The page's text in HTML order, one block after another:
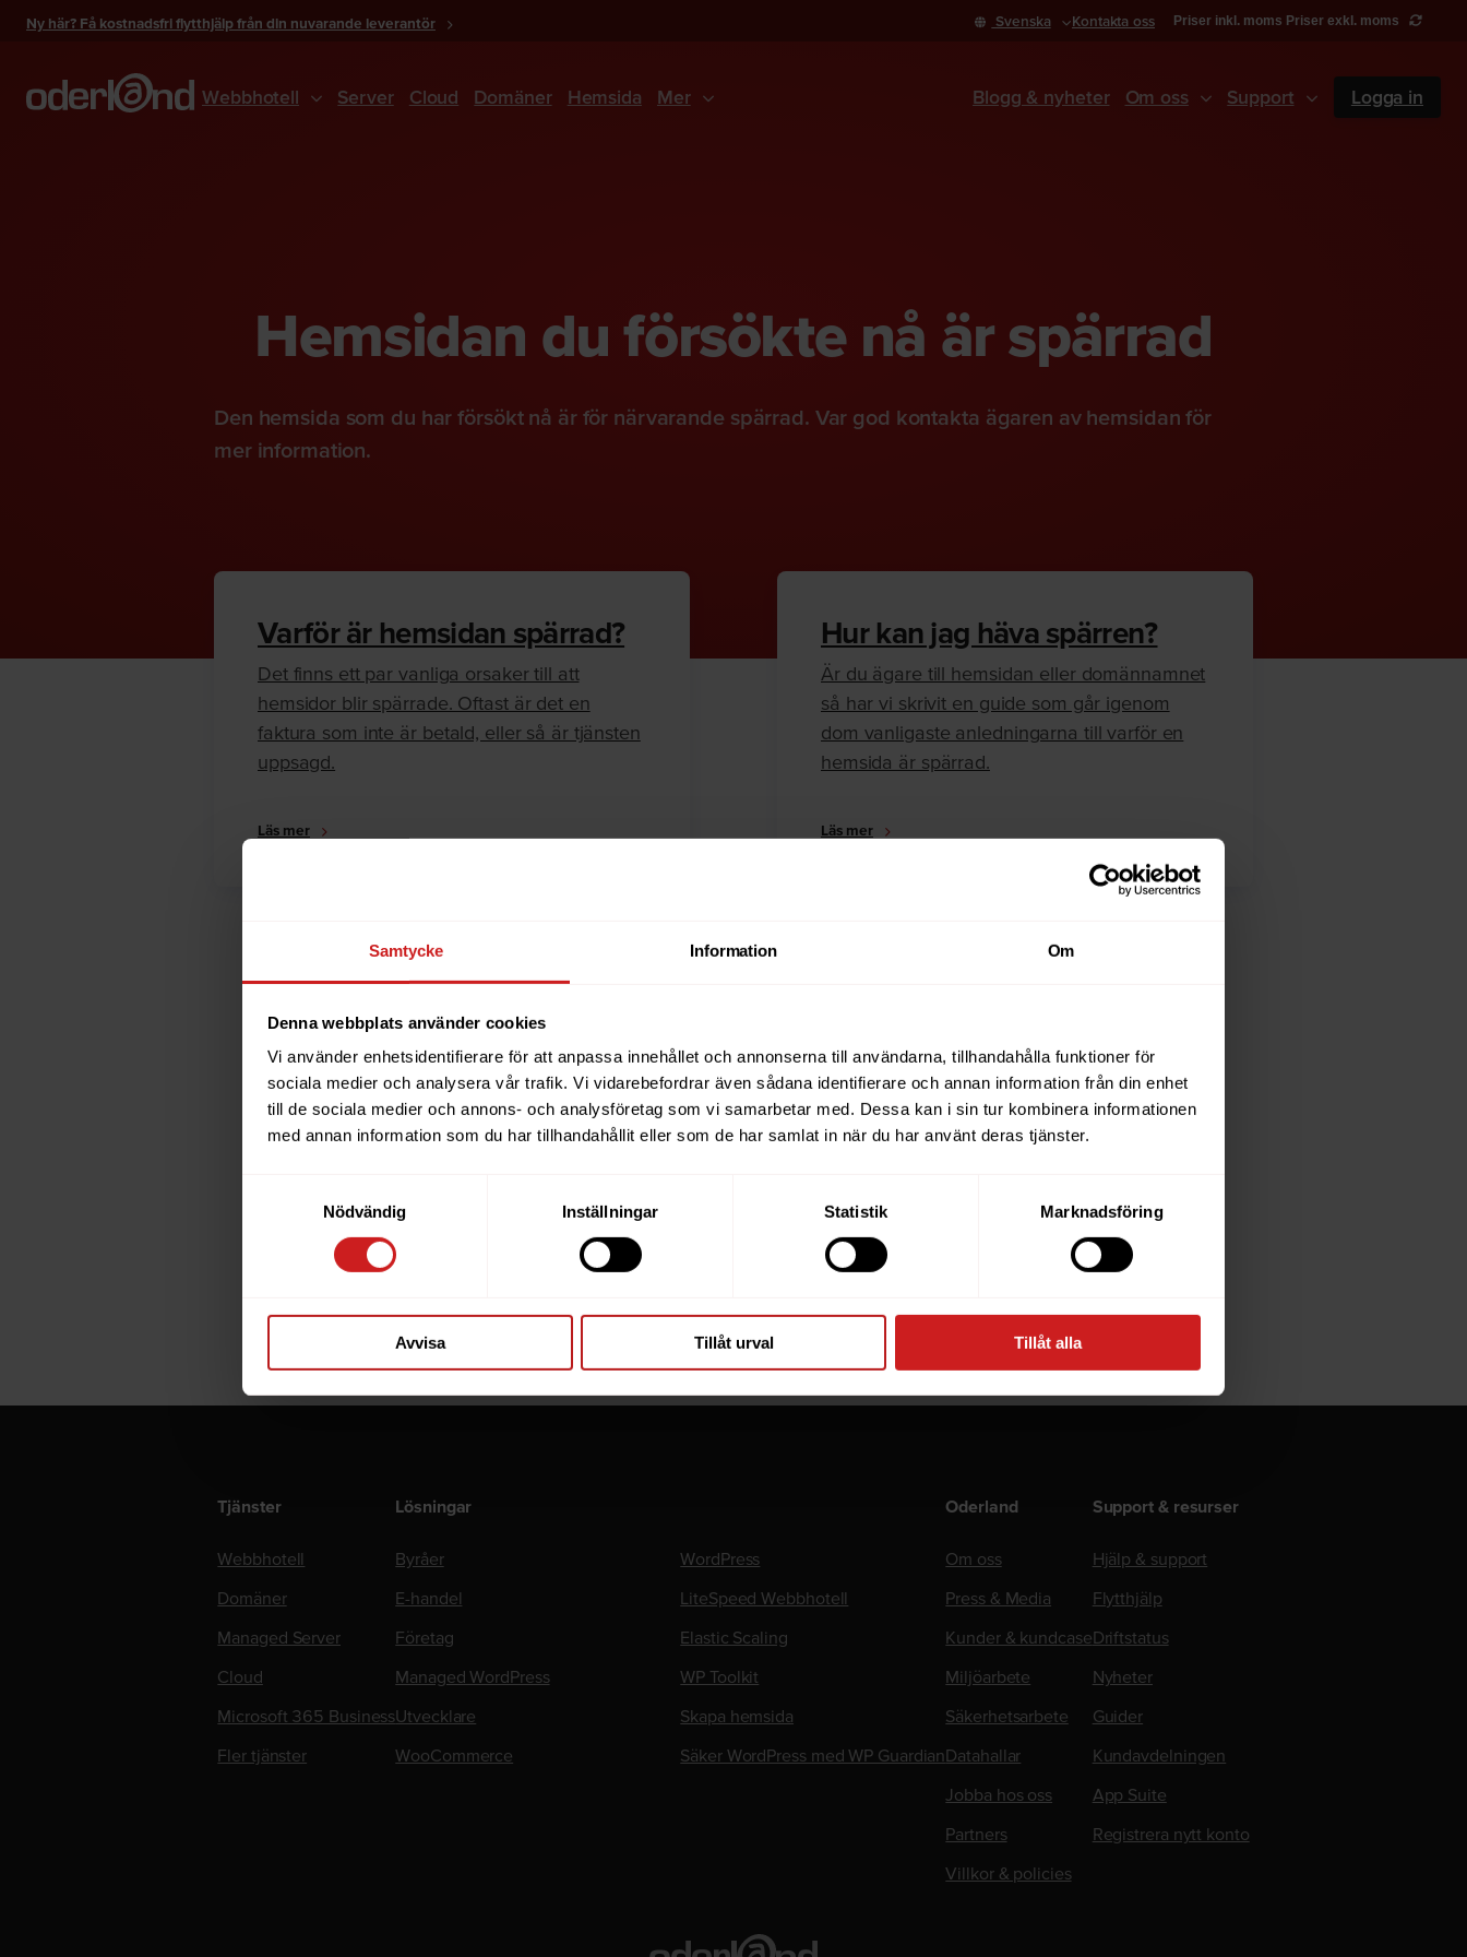
Samtycke Information Om
Denna webbplats använder cookies
Vi använder enhetsidentifierare för att anpassa innehållet och annonserna till användarna, tillhandahålla funktioner för
sociala medier och analysera vår trafik. Vi vidarebefordrar även sådana identifierare och annan information från din enhet
till de sociala medier och annons- och analysföretag som vi samarbetar med. Dessa kan i sin tur kombinera informationen
med annan information som du har tillhandahållit eller som de har samlat in när du har använt deras tjänster.
Nödvändig
Inställningar Statistik Marknadsföring
Avvisa Tillåt urval Tillåt alla
Ny här? Få kostnadsfri flytthjälp från din nuvarande leverantör Svenska Kontakta oss Priser inkl. moms Priser exkl. moms
Webbhotell Server Cloud Domäner Hemsida Mer Blogg & nyheter Om oss Support Logga in
Hemsidan du försökte nå är spärrad
Den hemsida som du har försökt nå är för närvarande spärrad. Var god kontakta ägaren av hemsidan för
mer information.
Varför är hemsidan spärrad?
Det finns ett par vanliga orsaker till att
hemsidor blir spärrade. Oftast är det en
faktura som inte är betald, eller så är tjänsten
uppsagd.
Läs mer
Hur kan jag häva spärren?
Är du ägare till hemsidan eller domännamnet
så har vi skrivit en guide som går igenom
dom vanligaste anledningarna till varför en
hemsida är spärrad.
Läs mer
The website you were trying to reach
has been suspended
the website for further information.
If you are the owner of this website or domain pleaseread this FAQ
Tjänster
Webbhotell
Domäner
Managed Server
Cloud
Microsoft 365 Business
Fler tjänster
Lösningar
Byråer
E-handel
Företag
Managed WordPress
Utvecklare
WooCommerce
WordPress
LiteSpeed Webbhotell
Elastic Scaling
WP Toolkit
Skapa hemsida
Säker WordPress med WP Guardian
Oderland
Om oss
Press & Media
Kunder & kundcase
Miljöarbete
Säkerhetsarbete
Datahallar
Jobba hos oss
Partners
Villkor & policies
Support & resurser
Hjälp & support
Flytthjälp
Driftstatus
Nyheter
Guider
Kundavdelningen
App Suite
Registrera nytt konto